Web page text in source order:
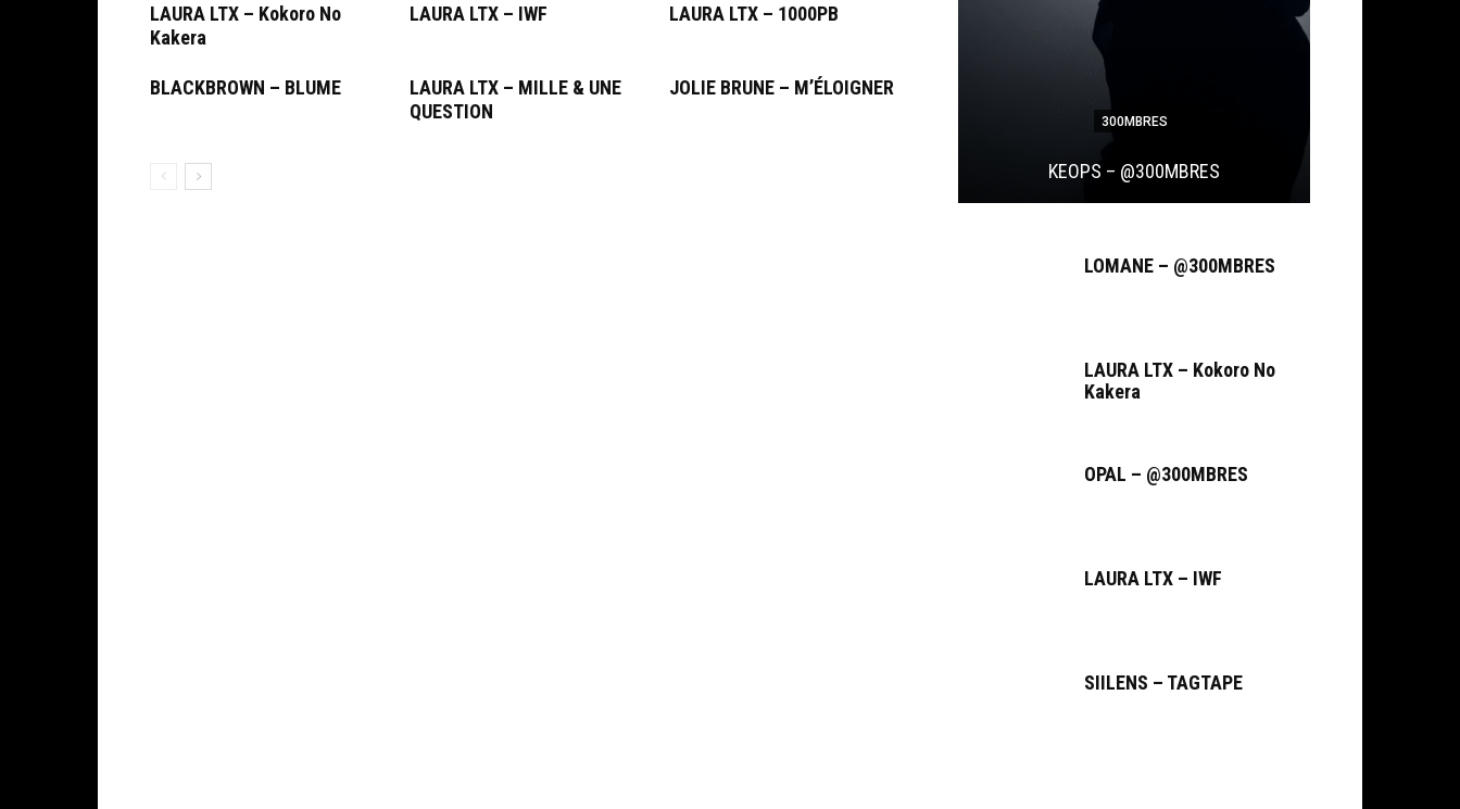
LAURA LTX – Kokoro No
Kakera
LAURA LTX – IWF LAURA LTX – 1000PB
BLACKBROWN – BLUME
LAURA LTX – MILLE & UNE
QUESTION
JOLIE BRUNE – M’ÉLOIGNER
300MBRES
KEOPS – @300MBRES
LOMANE – @300MBRES
LAURA LTX – Kokoro No
Kakera
OPAL – @300MBRES
LAURA LTX – IWF
SIILENS – TAGTAPE